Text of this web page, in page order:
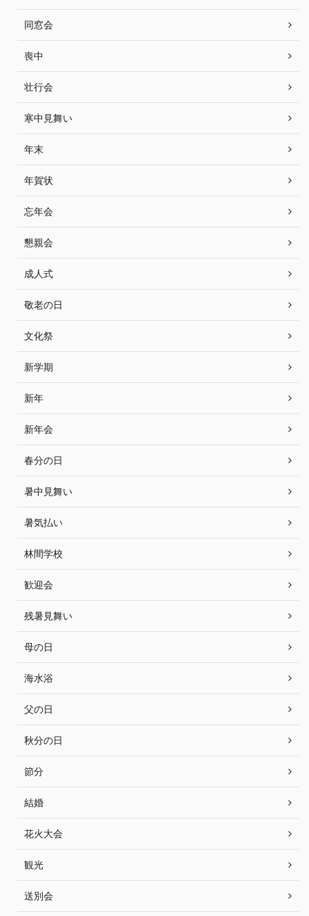
同窓会
喪中
壮行会
寒中見舞い
年末
年賀状
忘年会
懇親会
成人式
敬老の日
文化祭
新学期
新年
新年会
春分の日
暑中見舞い
暑気払い
林間学校
歓迎会
残暑見舞い
母の日
海水浴
父の日
秋分の日
節分
結婚
花火大会
観光
送別会